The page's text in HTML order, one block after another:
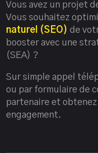
Vous avez un projet
Vous souhaitez
naturel (SEO) de
booster avec une
(SEA) ?
Sur simple appel
ou par formulaire de
partenaire et
engagement.